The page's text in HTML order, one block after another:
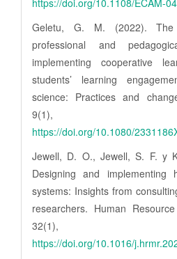
Geletu, G. M. (2022). The
professional and
implementing cooperative
students’ learning
science: Practices and
9(1),
https://doi.org/10.1080/
Jewell, D. O., Jewell, S. F. y
Designing and implementing
systems: Insights from
researchers. Human
32(1),
https://doi.org/10.1016/